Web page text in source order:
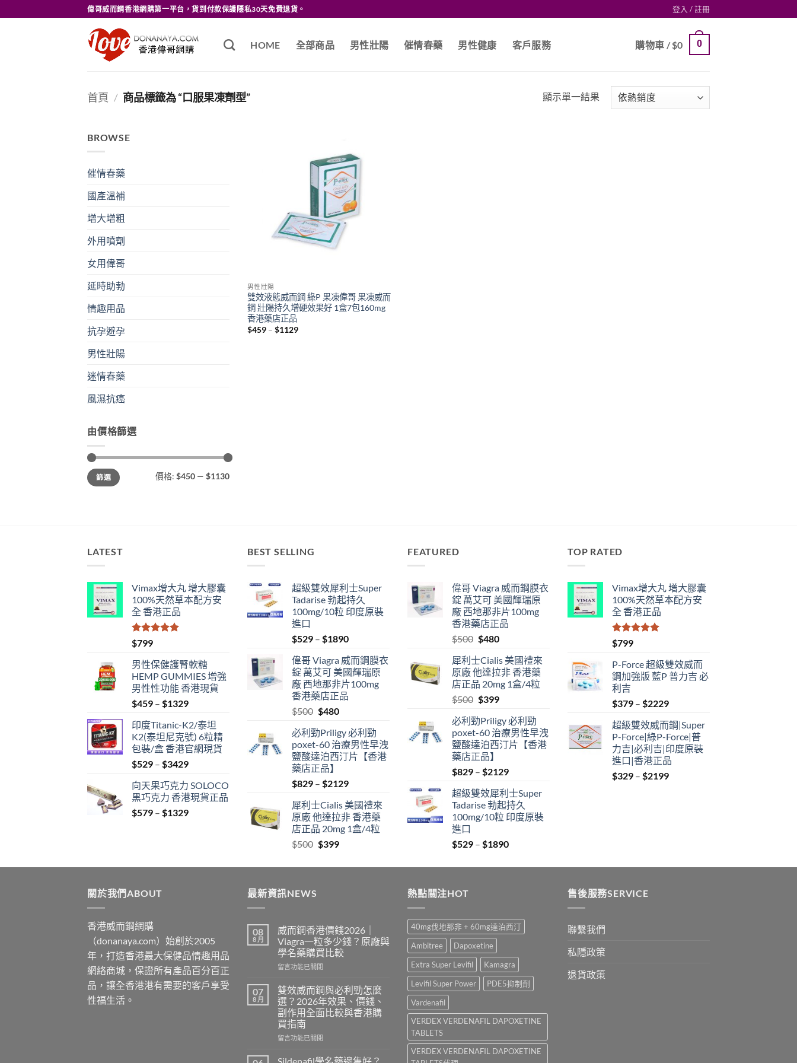
to
偉哥威而鋼香港網購第一平台，貨到付款保護隱私30天免費退貨。 登入 / 註冊
HOME 全部商品 男性壯陽 催情春藥 男性健康 客戶服務 購物車 /$0 0
首頁 / 商品標籤為 “口服果凍劑型” 顯示單一結果
BROWSE
催情春藥
國產溫補
增大增粗
外用噴劑
女用偉哥
延時助勃
情趣用品
抗孕避孕
男性壯陽
迷情春藥
風濕抗癌
由價格篩選
最
低
價
最
高
價
篩選 價格: $450 — $1130
男性壯陽
雙效液態威而鋼 綠P 果凍偉哥 果凍威而
鋼 壯陽持久增硬效果好 1盒7包160mg
香港藥店正品
$459 – $1129Price
LATEST
Vimax增大丸 增大膠囊
100%天然草本配方安
全 香港正品
評分
滿分 5
$799
男性保健護腎軟糖
HEMP GUMMIES 增強
男性性功能 香港現貨
$459 – $1329Price
$459
through
$1329
印度Titanic-K2/泰坦
K2(泰坦尼克號) 6粒精
包裝/盒 香港官網現貨
$529 – $3429Price
$529
through
$3429
向天果巧克力 SOLOCO
黑巧克力 香港現貨正品
$579 – $1329Price
BEST SELLING
超級雙效犀利士Super
Tadarise 勃起持久
100mg/10粒 印度原裝
進口
$529 – $1890Price
$529
through
$1890
偉哥 Viagra 威而鋼膜衣
錠 萬艾可 美國輝瑞原
廠 西地那非片100mg
香港藥店正品
$500 Original
was:
$500.
$480Current
is:
$480.
必利勁Priligy 必利勁
poxet-60 治療男性早洩
鹽酸達泊西汀片【香港
藥店正品】
$829 – $2129Price
$829
through
$2129
犀利士Cialis 美國禮來
原廠 他達拉非 香港藥
店正品 20mg 1盒/4粒
$500 Original
was:
$399Current
is:
FEATURED
偉哥 Viagra 威而鋼膜衣
錠 萬艾可 美國輝瑞原
廠 西地那非片100mg
香港藥店正品
$500 Original
was:
$500.
$480Current
is:
$480.
犀利士Cialis 美國禮來
原廠 他達拉非 香港藥
店正品 20mg 1盒/4粒
$500 Original
was:
$500.
$399Current
is:
$399.
必利勁Priligy 必利勁
poxet-60 治療男性早洩
鹽酸達泊西汀片【香港
藥店正品】
$829 – $2129Price
$829
through
$2129
超級雙效犀利士Super
Tadarise 勃起持久
100mg/10粒 印度原裝
進口
$529 – $1890Price
$529
TOP RATED
Vimax增大丸 增大膠囊
100%天然草本配方安
全 香港正品
評分
滿分 5
$799
P-Force 超級雙效威而
鋼加強版 藍P 普力吉 必
利吉
$379 – $2229Price
$379
through
$2229
超級雙效威而鋼|Super
P-Force|綠P-Force|普
力吉|必利吉|印度原裝
進口|香港正品
$329 – $2199Price
關於我們ABOUT
香港威而鋼網購
（donanaya.com）始創於2005
年，打造香港最大保健品情趣用品
網絡商城，保證所有產品百分百正
品，讓全香港港有需要的客戶享受
性福生活。
最新資訊NEWS
08
8 月
威而鋼香港價錢2026｜
Viagra一粒多少錢？原廠與
學名藥購買比較
在
而
鋼
香
港
價
錢
｜
留言功能已關閉
07
8 月
雙效威而鋼與必利勁怎麼
選？2026年效果、價錢、
副作用全面比較與香港購
買指南
在
效
留言功能已關閉
熱點關注HOT
40mg伐地那非 + 60mg達泊西汀
Ambitree
Dapoxetine
Extra Super Levifil
Kamagra
Levifil Super Power
PDE5抑制劑
Vardenafil
VERDEX VERDENAFIL DAPOXETINE
TABLETS
VERDEX VERDENAFIL DAPOXETINE
售後服務SERVICE
聯繫我們
私隱政策
退貨政策